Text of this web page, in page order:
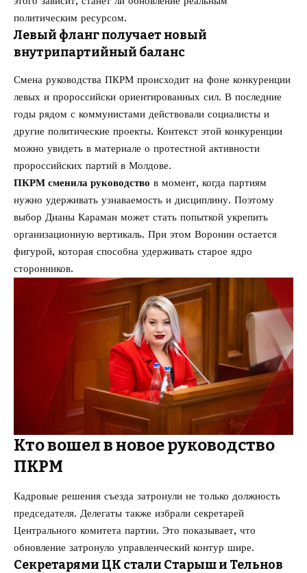
политическим ресурсом.
Левый фланг получает новый
внутрипартийный баланс
Смена руководства ПКРМ происходит на фоне конкуренции
левых и пророссийски ориентированных сил. В последние
годы рядом с коммунистами действовали социалисты и
другие политические проекты. Контекст этой конкуренции
можно увидеть в материале о протестной активности
пророссийских партий в Молдове.
ПКРМ сменила руководство в момент, когда партиям
нужно удерживать узнаваемость и дисциплину. Поэтому
выбор Дианы Караман может стать попыткой укрепить
организационную вертикаль. При этом Воронин остается
фигурой, которая способна удерживать старое ядро
сторонников.
Кто вошел в новое руководство
ПКРМ
Кадровые решения съезда затронули не только должность
председателя. Делегаты также избрали секретарей
Центрального комитета партии. Это показывает, что
обновление затронуло управленческий контур шире.
Секретарями ЦК стали Старыш и Тельнов